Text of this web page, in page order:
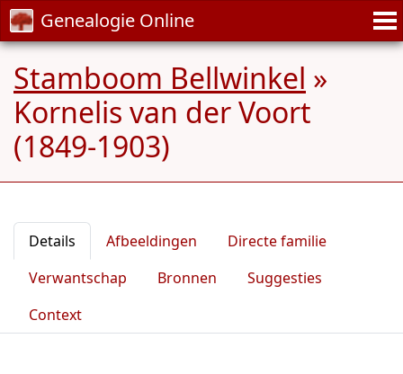
Genealogie Online
Stamboom Bellwinkel »
Kornelis van der Voort
(1849-1903)
Details Afbeeldingen
Directe familie
Verwantschap
Bronnen
Suggesties
Context